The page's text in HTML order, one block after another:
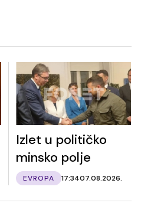
Izlet u političko
minsko polje
EVROPA 17:3407.08.2026.